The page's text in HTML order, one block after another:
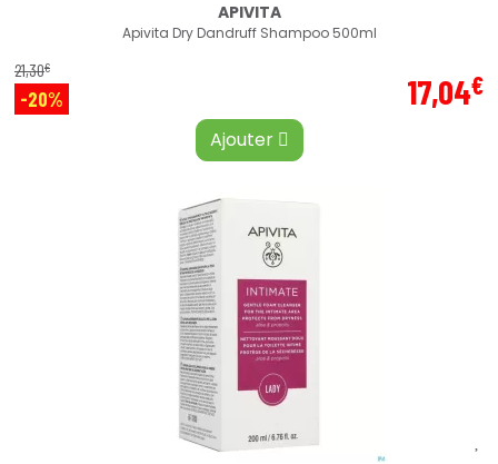
APIVITA
Apivita Dry Dandruff Shampoo 500ml
21,30€
-20% 17,04€
Ajouter